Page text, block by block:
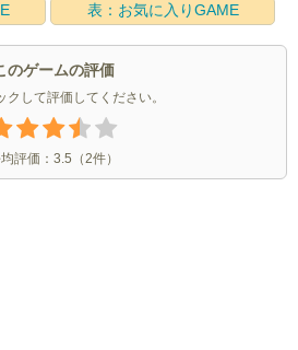
表：お気に入りGAME
のゲームの評価
クして評価してください。
評価： 3.5 （2件）